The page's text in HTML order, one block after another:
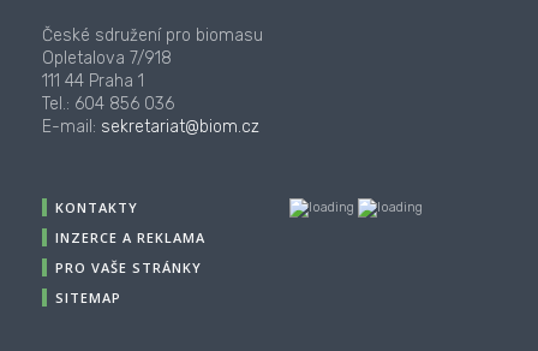
České sdružení pro biomasu
Opletalova 7/918
111 44 Praha 1
Tel.: 604 856 036
E-mail: sekretariat@biom.cz
KONTAKTY
INZERCE A REKLAMA
PRO VAŠE STRÁNKY
SITEMAP